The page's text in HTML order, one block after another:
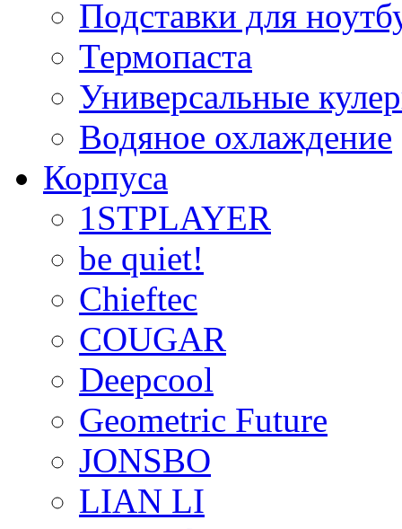
Подставки для
Термопаста
Универсальные
Водяное охлаждение
Корпуса
1STPLAYER
be quiet!
Chieftec
COUGAR
Deepcool
Geometric Future
JONSBO
LIAN LI